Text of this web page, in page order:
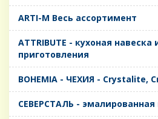
ARTI-M Весь ассортимент
ATTRIBUTE - кухоная навеска
приготовления
BOHEMIA - ЧЕХИЯ - Crystalite,
CЕВЕРСТАЛЬ - эмалированная